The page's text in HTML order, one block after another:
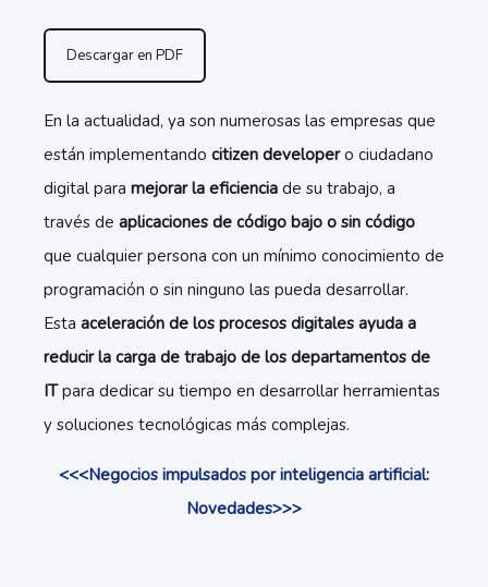
Descargar en PDF
En la actualidad, ya son numerosas las empresas que
están implementando citizen developero ciudadano
digital para mejorar la eficiencia de su trabajo, a
través de aplicaciones de código bajo o sin código
que cualquier persona con un mínimo conocimiento de
programación o sin ninguno las pueda desarrollar.
Esta aceleración de los procesos digitales ayuda a
reducir la carga de trabajo de los departamentos de
ITpara dedicar su tiempo en desarrollar herramientas
y soluciones tecnológicas más complejas.
<<<Negocios impulsados por inteligencia artificial:
Novedades>>>